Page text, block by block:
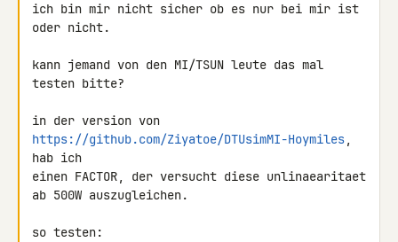
ich bin mir nicht sicher ob es nur bei mir ist
oder nicht.
kann jemand von den MI/TSUN leute das mal
testen bitte?
https://github.com/Ziyatoe/DTUsimMI-Hoymiles,
hab ich
einen FACTOR, der versucht diese unlinaearitaet
ab 500W auszugleichen.
so testen: